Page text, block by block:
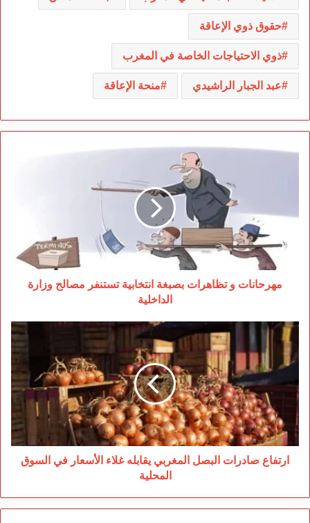
حقوق ذوي الإعاقة
ذوي الاحتياجات الخاصة في المغرب
عبد الجبار الراشيدي منحة الإعاقة
مهرحانات
انتخابية
تستنفر
مصالح
وزارة
الداخلية
مهرحانات و تظاهرات بصبغة انتخابية تستنفر مصالح وزارة
الداخلية
ارتفاع
صادرات
البصل
المغربي
يقابله
غلاء
الأسعار
في
السوق
المحلية
ارتفاع صادرات البصل المغربي يقابله غلاء الأسعار في السوق
المحلية